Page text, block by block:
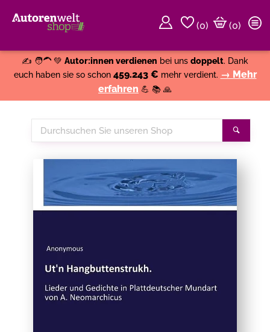
(0)
(0)
✍️ 🧑‍🦱 💚 Autor:innen verdienen bei uns doppelt. Dank
euch haben sie so schon 459.243 € mehr verdient. → Mehr
erfahren 💪 📚 🙏
Durchsuchen
Sie